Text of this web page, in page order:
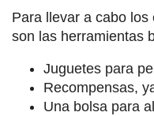
Para llevar a cabo
son las herramientas
Juguetes para
Recompensas,
Una bolsa para